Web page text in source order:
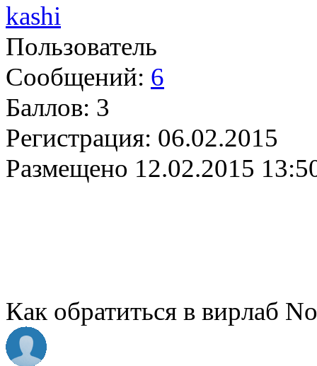
kashi
Пользователь
Сообщений: 6
Баллов: 3
Регистрация: 06.02.2015
Размещено 12.02.2015
Как обратиться в вирлаб